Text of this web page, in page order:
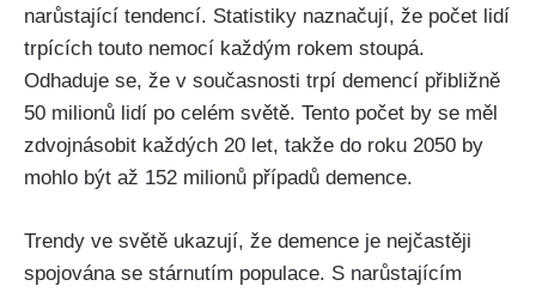
narůstající tendencí. Statistiky naznačují, že počet lidí
trpících touto nemocí každým rokem stoupá.
Odhaduje se, že v současnosti trpí demencí přibližně
50 milionů lidí po celém světě. Tento počet by se měl
zdvojnásobit každých 20 let, takže do roku 2050 by
mohlo být až 152 milionů případů demence.
Trendy ve světě ukazují, že demence je nejčastěji
spojována se stárnutím populace. S narůstajícím